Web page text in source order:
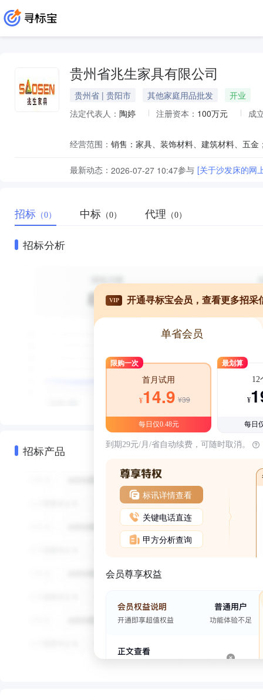
贵州省兆生家具有限公司
贵州省 | 贵阳市 其他家庭用品批发
开业
法定代表人： 陶婷 注册资本： 100万元 成
经营范围： 销售：家具、装饰材料、建筑材料、五
最新动态： 2026-07-27 10:47参与 [关于沙发床的网
招标 （0） 中标 （0） 代理 （0）
招标分析
招标产品
VIP 开通寻标宝会员，查看更多招采
单省会员
限购一次
首月试用
¥14.9 ¥39
每日仅0.48元
最划算
12
¥
每日
到期29元/月/省自动续费，可随时取消。
标讯详情查看
关键电话直连
甲方分析查询
会员尊享权益